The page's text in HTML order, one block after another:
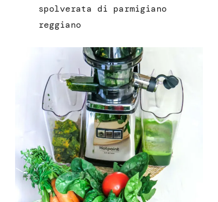
spolverata di parmigiano
reggiano